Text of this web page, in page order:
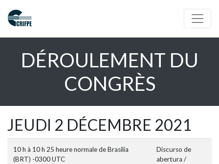
DÉROULEMENT DU
CONGRÈS
JEUDI 2 DÉCEMBRE 2021
10 h à 10 h 25 heure normale de Brasilia
(BRT) -0300 UTC
Discurso de
abertura /